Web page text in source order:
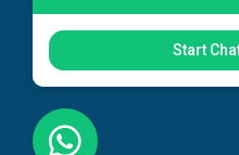
Start